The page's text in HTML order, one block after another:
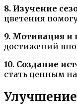
8. Изучение
цветения
9. Мотивация и
достижений
10. Создание
стать ценным